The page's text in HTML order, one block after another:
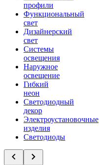
профили
Функциональный
свет
Дизайнерский
свет
Системы
освещения
Наружное
освещение
Гибкий
неон
Светодиодный
декор
Электроустановочные
изделия
Светодиоды